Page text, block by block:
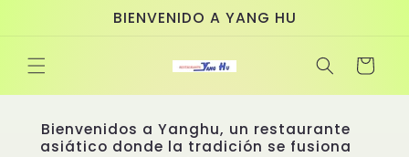
BIENVENIDO A YANG HU
Carrito
Bienvenidos a Yanghu, un restaurante
asiático donde la tradición se fusiona